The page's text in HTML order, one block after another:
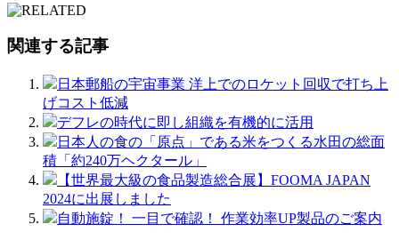
関連する記事
日本郵船の宇宙事業 洋上でのロケット回収で打ち上
げコスト低減
デフレの時代に即し組織を有機的に活用
日本人の食の「原点」である米をつくる水田の総面
積「約240万ヘクタール」
【世界最大級の食品製造総合展】FOOMA JAPAN
2024に出展しました
自動施錠！ 一目で確認！ 作業効率UP製品のご案内